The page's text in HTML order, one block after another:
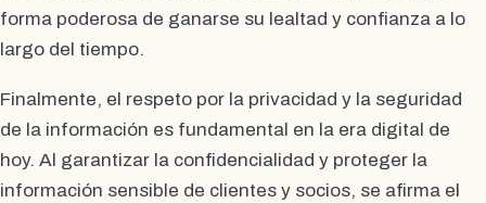
forma poderosa de ganarse su lealtad y confianza a lo
largo del tiempo.
Finalmente, el respeto por la privacidad y la seguridad
de la información es fundamental en la era digital de
hoy. Al garantizar la confidencialidad y proteger la
información sensible de clientes y socios, se afirma el